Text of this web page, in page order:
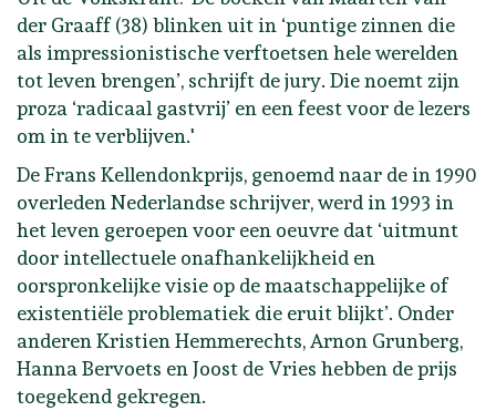
der Graaff (38) blinken uit in ‘puntige zinnen die
als impressionistische verftoetsen hele werelden
tot leven brengen’, schrijft de jury. Die noemt zijn
proza ‘radicaal gastvrij’ en een feest voor de lezers
om in te verblijven.'
De Frans Kellendonkprijs, genoemd naar de in 1990
overleden Nederlandse schrijver, werd in 1993 in
het leven geroepen voor een oeuvre dat ‘uitmunt
door intellectuele onafhankelijkheid en
oorspronkelijke visie op de maatschappelijke of
existentiële problematiek die eruit blijkt’. Onder
anderen Kristien Hemmerechts, Arnon Grunberg,
Hanna Bervoets en Joost de Vries hebben de prijs
toegekend gekregen.